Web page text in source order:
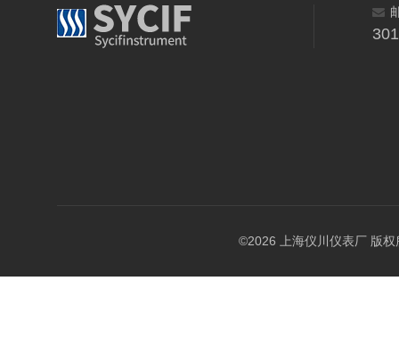
©2026 上海仪川仪表厂 版